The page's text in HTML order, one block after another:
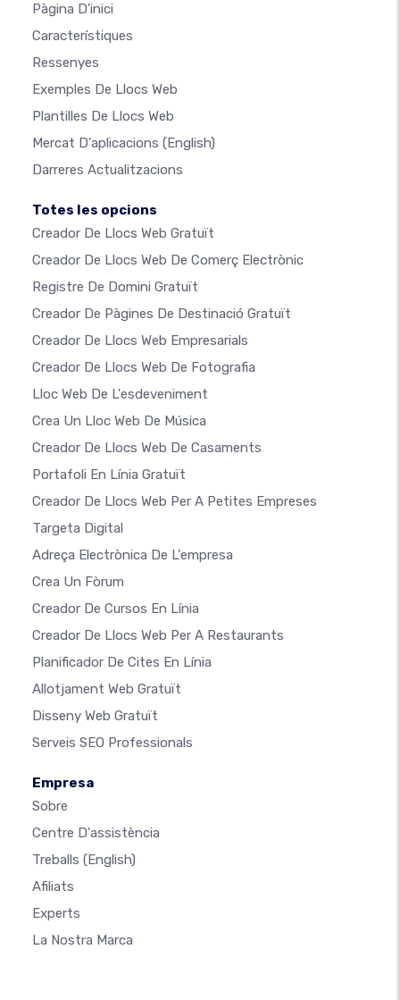
Pàgina D'inici
Característiques
Ressenyes
Exemples De Llocs Web
Plantilles De Llocs Web
Mercat D'aplicacions (English)
Darreres Actualitzacions
Totes les opcions
Creador De Llocs Web Gratuït
Creador De Llocs Web De Comerç Electrònic
Registre De Domini Gratuït
Creador De Pàgines De Destinació Gratuït
Creador De Llocs Web Empresarials
Creador De Llocs Web De Fotografia
Lloc Web De L'esdeveniment
Crea Un Lloc Web De Música
Creador De Llocs Web De Casaments
Portafoli En Línia Gratuït
Creador De Llocs Web Per A Petites Empreses
Targeta Digital
Adreça Electrònica De L'empresa
Crea Un Fòrum
Creador De Cursos En Línia
Creador De Llocs Web Per A Restaurants
Planificador De Cites En Línia
Allotjament Web Gratuït
Disseny Web Gratuït
Serveis SEO Professionals
Empresa
Sobre
Centre D'assistència
Treballs (English)
Afiliats
Experts
La Nostra Marca